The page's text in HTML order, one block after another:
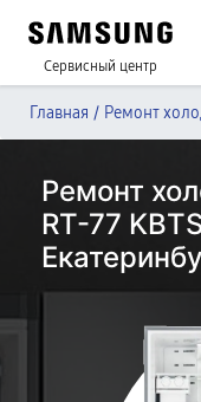
Сервисный центр
Главная / Ремонт
Ремонт
RT-77